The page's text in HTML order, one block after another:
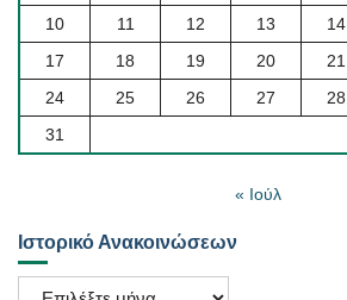
10
11 12 13 14
17
18 19 20 21
24
25 26 27 28
31
« Ιούλ
Ιστορικό Ανακοινώσεων
Ιστορικό